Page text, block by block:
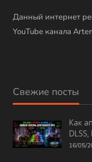
Данный интернет
YouTube канала
Свежие посты
Как
DLSS,
16/05/